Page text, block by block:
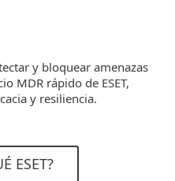
y bloquear amenazas
MDR rápido de ESET,
y resiliencia.
ESET?